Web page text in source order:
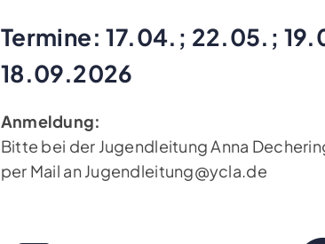
Termine: 17.04.; 22.05.;
18.09.2026
Anmeldung:
Bitte bei der Jugendleitung Anna
per Mail an Jugendleitung@ycla.de